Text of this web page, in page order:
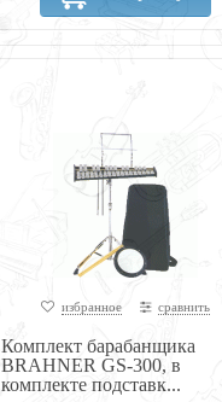
избранное сравнить
Комплект барабанщика
BRAHNER GS-300, в
комплекте подставк...